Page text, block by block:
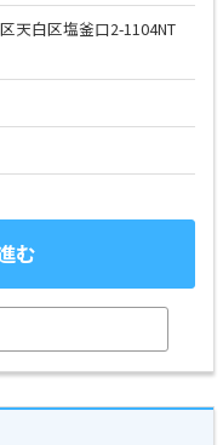
天白区塩釜口2-1104NT
む